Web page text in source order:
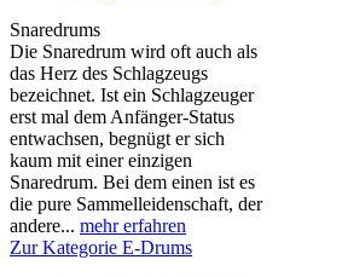
Snaredrums
Die Snaredrum wird oft auch als
das Herz des Schlagzeugs
bezeichnet. Ist ein Schlagzeuger
erst mal dem Anfänger-Status
entwachsen, begnügt er sich
kaum mit einer einzigen
Snaredrum. Bei dem einen ist es
die pure Sammelleidenschaft, der
andere... mehr erfahren
Zur Kategorie E-Drums